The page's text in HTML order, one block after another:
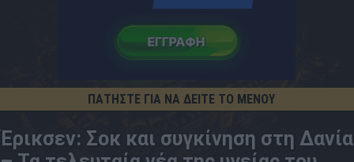
ΠΑΤΗΣΤΕ ΓΙΑ ΝΑ ΔΕΙΤΕ ΤΟ ΜΕΝΟΥ
Έρικσεν: Σοκ και συγκίνηση στη Δανία